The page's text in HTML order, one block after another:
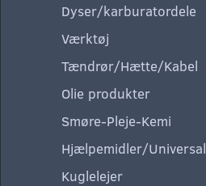
Dyser/karburatordele
Værktøj
Tændrør/Hætte/Kabel
Olie produkter
Smøre-Pleje-Kemi
Hjælpemidler/Universal
Kuglelejer